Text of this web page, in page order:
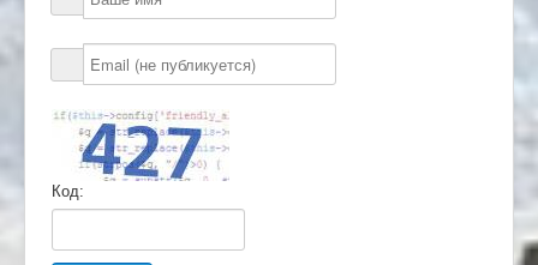
Код: